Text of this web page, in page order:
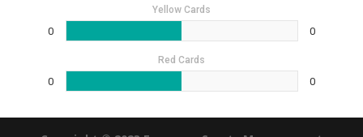
Yellow Cards
0 0
Red Cards
0 0